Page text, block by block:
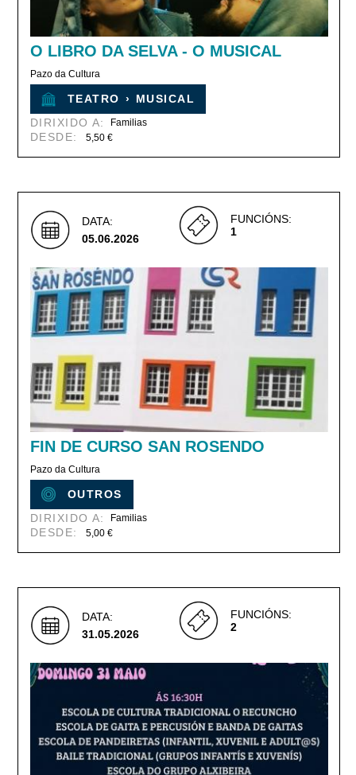
O LIBRO DA SELVA - O MUSICAL
Pazo da Cultura
TEATRO ›
MUSICAL
DIRIXIDO A:
Familias
DESDE: 5,50 €
DATA:
05.06.2026
FUNCIÓNS:
1
FIN DE CURSO SAN ROSENDO
Pazo da Cultura
OUTROS
DIRIXIDO A:
Familias
DESDE: 5,00 €
DATA:
31.05.2026
FUNCIÓNS:
2